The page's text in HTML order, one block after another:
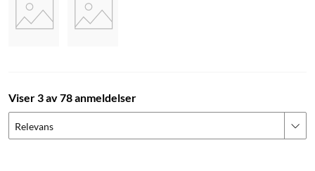
Viser 3 av 78 anmeldelser
Relevans